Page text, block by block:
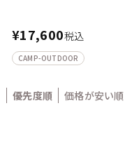
¥17,600税込
CAMP-OUTDOOR
優先度順 価格が安い順